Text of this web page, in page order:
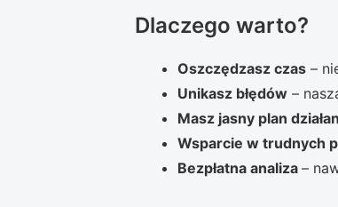
Dlaczego warto?
Oszczędzasz czas –
Unikasz błędów –
Masz jasny plan
Wsparcie w trudnych
Bezpłatna analiza –